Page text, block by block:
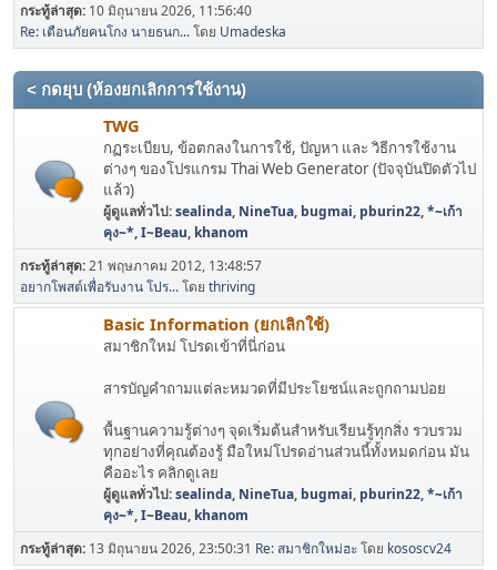
กระทู้ล่าสุด: 10 มิถุนายน 2026, 11:56:40
Re: เตือนภัยคนโกง นายธนก...โดย Umadeska
< กดยุบ (ห้องยกเลิกการใช้งาน)
TWG
กฏระเบียบ, ข้อตกลงในการใช้, ปัญหา และ วิธีการใช้งาน
ต่างๆ ของโปรแกรม Thai Web Generator (ปัจจุบันปิดตัวไป
แล้ว)
ผู้ดูแลทั่วไป:sealinda, NineTua, bugmai, pburin22,*~เก้า
คุง~*,I~Beau, khanom
กระทู้ล่าสุด:21 พฤษภาคม 2012, 13:48:57
อยากโพสต์เพื่อรับงาน โปร...โดย thriving
Basic Information (ยกเลิกใช้)
สมาชิกใหม่ โปรดเข้าที่นี่ก่อน
สารบัญคำถามแต่ละหมวดที่มีประโยชน์และถูกถามบ่อย
พื้นฐานความรู้ต่างๆ จุดเริ่มต้นสำหรับเรียนรู้ทุกสิ่ง รวบรวม
ทุกอย่างที่คุณต้องรู้ มือใหม่โปรดอ่านส่วนนี้ทั้งหมดก่อน มัน
คืออะไร คลิกดูเลย
ผู้ดูแลทั่วไป:sealinda, NineTua, bugmai, pburin22,*~เก้า
คุง~*,I~Beau, khanom
กระทู้ล่าสุด: 13 มิถุนายน 2026, 23:50:31 Re: สมาชิกใหม่ฮะโดย kososcv24